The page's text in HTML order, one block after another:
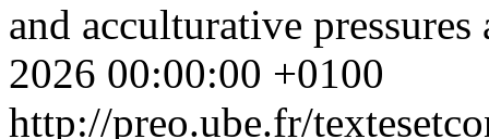
and acculturative
2026 00:00:00 +0100
http://preo.ube.fr/